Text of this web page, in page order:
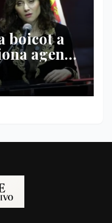
boicot a
agenda